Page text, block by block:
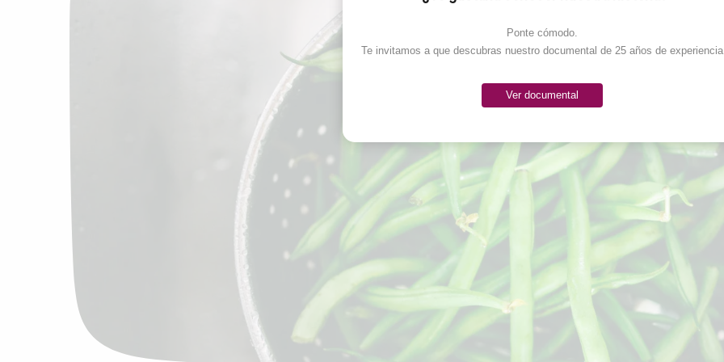
Ponte cómodo.
Te invitamos a que descubras nuestro documental de 25 años de
Ver documental